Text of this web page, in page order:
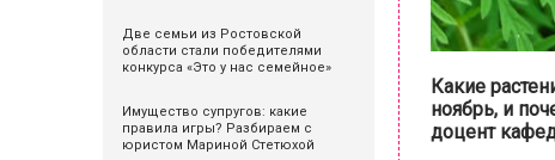
Две семьи из Ростовской
области стали победителями
конкурса «Это у нас семейное»
Имущество супругов: какие
правила игры? Разбираем с
юристом Мариной Стетюхой
Какие
ноябрь, и
доцент